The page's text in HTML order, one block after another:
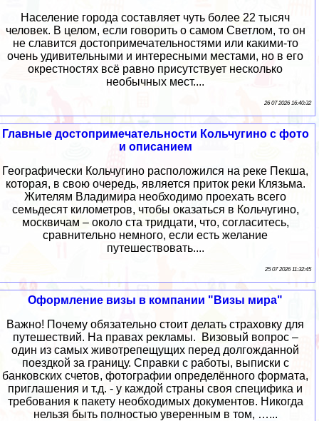
Население города составляет чуть более 22 тысяч
человек. В целом, если говорить о самом Светлом, то он
не славится достопримечательностями или какими-то
очень удивительными и интересными местами, но в его
окрестностях всё равно присутствует несколько
необычных мест....
26 07 2026 16:40:32
Главные достопримечательности Кольчугино с фото
и описанием
Географически Кольчугино расположился на реке Пекша,
которая, в свою очередь, является приток реки Клязьма.
Жителям Владимира необходимо проехать всего
семьдесят километров, чтобы оказаться в Кольчугино,
москвичам – около ста тридцати, что, согласитесь,
сравнительно немного, если есть желание
путешествовать....
25 07 2026 11:32:45
Оформление визы в компании "Визы мира"
Важно! Почему обязательно стоит делать страховку для
путешествий. На правах рекламы. Визовый вопрос –
один из самых животрепещущих перед долгожданной
поездкой за границу. Справки с работы, выписки с
банковских счетов, фотографии определённого формата,
приглашения и т.д. - у каждой страны своя специфика и
требования к пакету необходимых документов. Никогда
нельзя быть полностью уверенным в том, …...